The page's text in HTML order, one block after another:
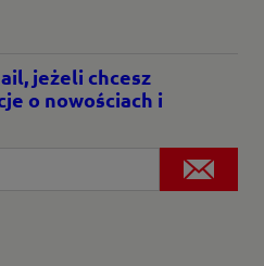
jeżeli chcesz
o nowościach i